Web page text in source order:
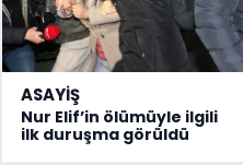
ASAYİŞ
Nur Elif’in ölümüyle ilgili
ilk duruşma görüldü